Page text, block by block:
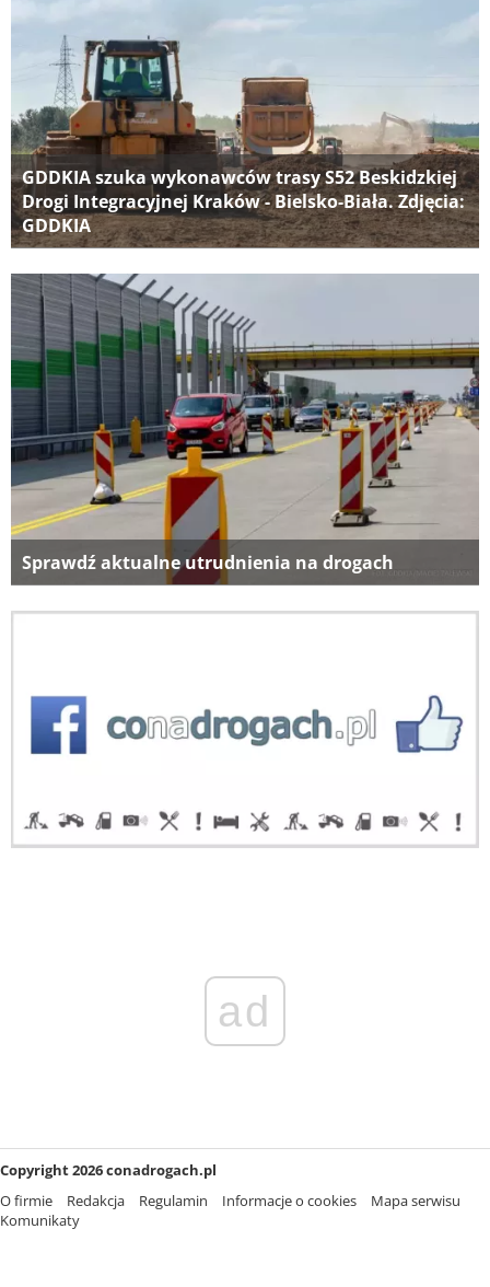
GDDKIA szuka wykonawców trasy S52 Beskidzkiej
Drogi Integracyjnej Kraków - Bielsko-Biała. Zdjęcia:
GDDKIA
Sprawdź aktualne utrudnienia na drogach
ad
Copyright 2026 conadrogach.pl
O firmie
Redakcja Regulamin Informacje o cookies
Mapa serwisu
Komunikaty